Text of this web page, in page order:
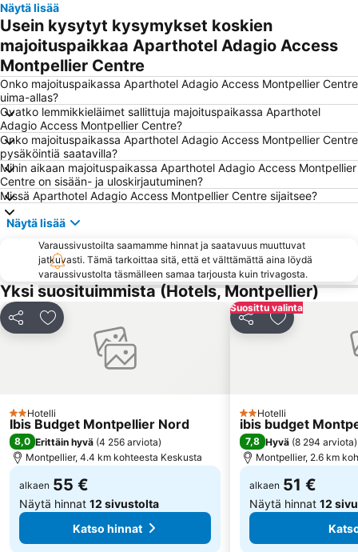
Näytä lisää
Usein kysytyt kysymykset koskien
majoituspaikkaa Aparthotel Adagio Access
Montpellier Centre
Onko majoituspaikassa Aparthotel Adagio Access Montpellier Centre
uima-allas?
Ovatko lemmikkieläimet sallittuja majoituspaikassa Aparthotel
Adagio Access Montpellier Centre?
Onko majoituspaikassa Aparthotel Adagio Access Montpellier Centre
pysäköintiä saatavilla?
Mihin aikaan majoituspaikassa Aparthotel Adagio Access Montpellier
Centre on sisään- ja uloskirjautuminen?
Missä Aparthotel Adagio Access Montpellier Centre sijaitsee?
Näytä lisää
Varaussivustoilta saamamme hinnat ja saatavuus muuttuvat
jatkuvasti. Tämä tarkoittaa sitä, että et välttämättä aina löydä
varaussivustolta täsmälleen samaa tarjousta kuin trivagosta.
Yksi suosituimmista (Hotels, Montpellier)
Jaa Lisää suosikkeihin
2 Tähtiluokitus
Hotelli
Ibis Budget Montpellier Nord
8,0 Erittäin hyvä (4 256 arviota)
Montpellier, 4.4 km kohteesta Keskusta
alkaen 55 €
Näytä hinnat 12 sivustolta
Katso hinnat
Suosittu valinta
Jaa Lisää
2 Tähtiluokitus
Hotelli
ibis budget
7,8 Hyvä (8 294 arviota)
Montpellier, 2.6 km
alkaen 51 €
Näytä hinnat 12